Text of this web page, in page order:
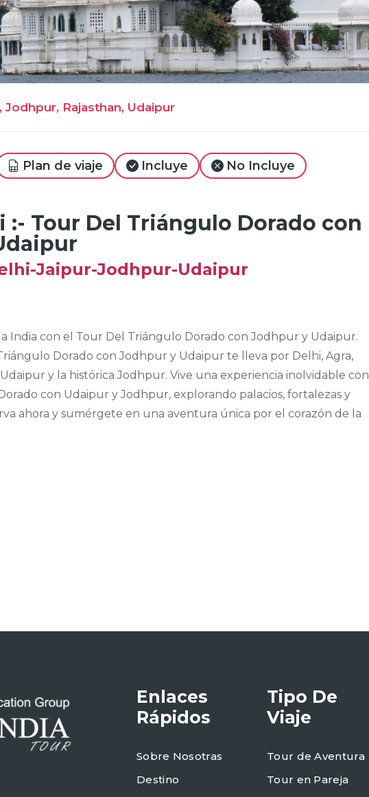
Jodhpur, Rajasthan, Udaipur
Plan de viaje Incluye No Incluye
:- Tour Del Triángulo Dorado con
Jaipur-Jodhpur-Udaipur
India con el Tour Del Triángulo Dorado con Jodhpur y Udaipur.
Dorado con Jodhpur y Udaipur te lleva por Delhi, Agra,
y la histórica Jodhpur. Vive una experiencia inolvidable con
con Udaipur y Jodhpur, explorando palacios, fortalezas y
ahora y sumérgete en una aventura única por el corazón de la
Enlaces
Rápidos
Sobre Nosotras
Destino
Tipo De
Viaje
Tour de Aventura
Tour en Pareja